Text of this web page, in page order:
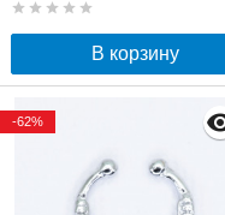
В корзину
-62%